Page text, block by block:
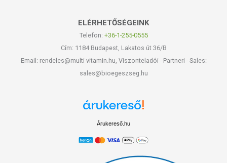
ELÉRHETŐSÉGEINK
Telefon: +36-1-255-0555
Cím: 1184 Budapest, Lakatos út 36/B
Email: rendeles@multi-vitamin.hu, Viszonteladói - Partneri - Sales:
sales@bioegeszseg.hu
Árukereső.hu